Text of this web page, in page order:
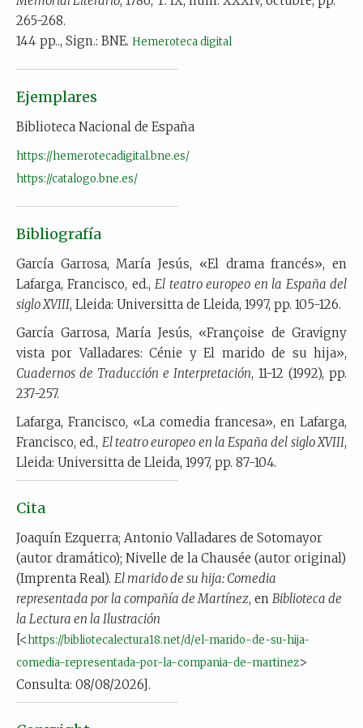
265-268.
144 pp.., Sign.: BNE. Hemeroteca digital
Ejemplares
Biblioteca Nacional de España
https://hemerotecadigital.bne.es/
https://catalogo.bne.es/
Bibliografía
García Garrosa, María Jesús, «El drama francés», en
Lafarga, Francisco, ed., El teatro europeo en la España del
siglo XVIII, Lleida: Universitta de Lleida, 1997, pp. 105-126.
García Garrosa, María Jesús, «Françoise de Gravigny
vista por Valladares: Cénie y El marido de su hija»,
Cuadernos de Traducción e Interpretación, 11-12 (1992), pp.
237-257.
Lafarga, Francisco, «La comedia francesa», en Lafarga,
Francisco, ed., El teatro europeo en la España del siglo XVIII,
Lleida: Universitta de Lleida, 1997, pp. 87-104.
Cita
Joaquín Ezquerra; Antonio Valladares de Sotomayor
(autor dramático); Nivelle de la Chausée (autor original)
(Imprenta Real). El marido de su hija: Comedia
representada por la compañía de Martínez, en Biblioteca de
la Lectura en la Ilustración
[<https://bibliotecalectura18.net/d/el-marido-de-su-hija-
comedia-representada-por-la-compania-de-martinez>
Consulta: 08/08/2026].